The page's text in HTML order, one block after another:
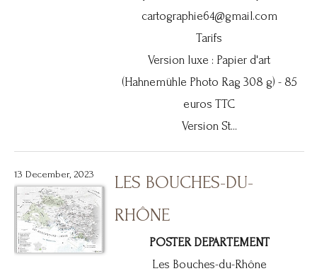
cartographie64@gmail.com
Tarifs
Version luxe : Papier d'art
(Hahnemühle Photo Rag 308 g) - 85
euros TTC
Version St...
13 December, 2023
LES BOUCHES-DU-
RHÔNE
POSTER DEPARTEMENT
Les Bouches-du-Rhône